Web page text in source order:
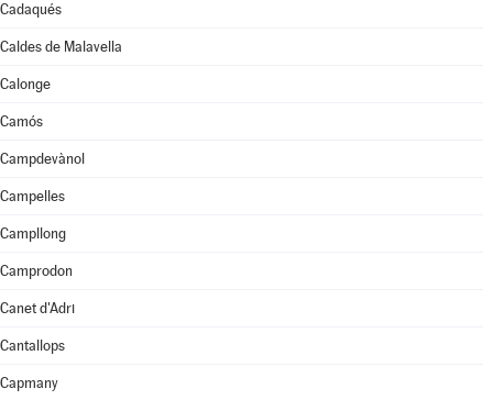
Cadaqués
Caldes de Malavella
Calonge
Camós
Campdevànol
Campelles
Campllong
Camprodon
Canet d'Adri
Cantallops
Capmany